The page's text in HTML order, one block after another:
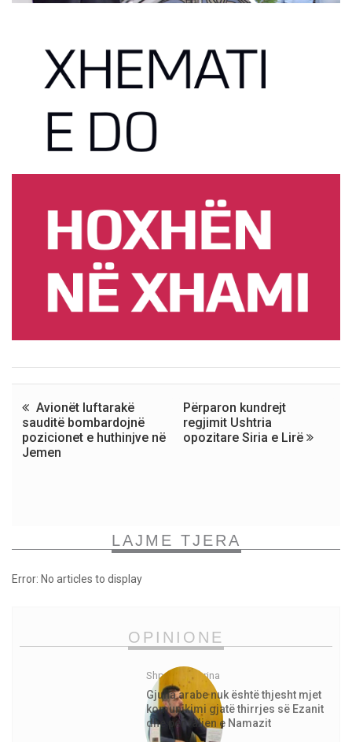
Avionët luftarakë
sauditë bombardojnë
pozicionet e huthinjve në
Jemen
Përparon kundrejt
regjimit Ushtria
opozitare Siria e Lirë
LAJME TJERA
Error: No articles to display
OPINIONE
Shpejtim Morina
Gjuha arabe nuk është thjesht mjet
komunikimi gjatë thirrjes së Ezanit
dhe për faljen e Namazit